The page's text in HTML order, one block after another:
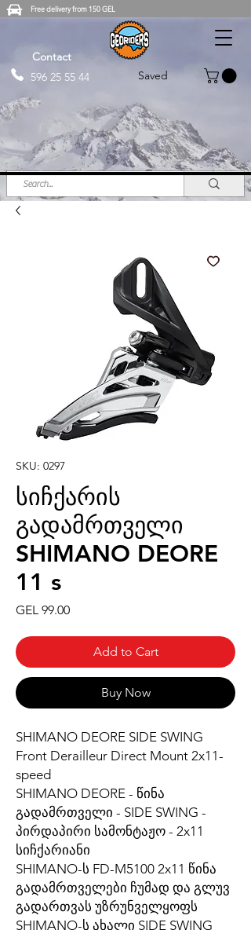
Free delivery from 150 GEL
Contact
596 25 55 44
Saved
SKU: 0297
სიჩქარის
გადამრთველი
SHIMANO DEORE
11 s
GEL 99.00Price
Add to Cart
Buy Now
SHIMANO DEORE SIDE SWING
Front Derailleur Direct Mount 2x11-
speed
SHIMANO DEORE - წინა
გადამრთველი - SIDE SWING -
პირდაპირი სამონტაჟო - 2x11
სიჩქარიანი
SHIMANO-ს FD-M5100 2x11 წინა
გადამრთველები ჩუმად და გლუვ
გადართვას უზრუნველყოფს
SHIMANO-ს ახალი SIDE SWING